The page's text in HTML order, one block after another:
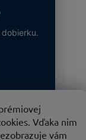
Vďaka nim
vám